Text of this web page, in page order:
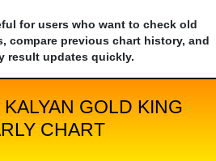
for users who want to check old
compare previous chart history, and
result updates quickly.
GOLD KING
CHART